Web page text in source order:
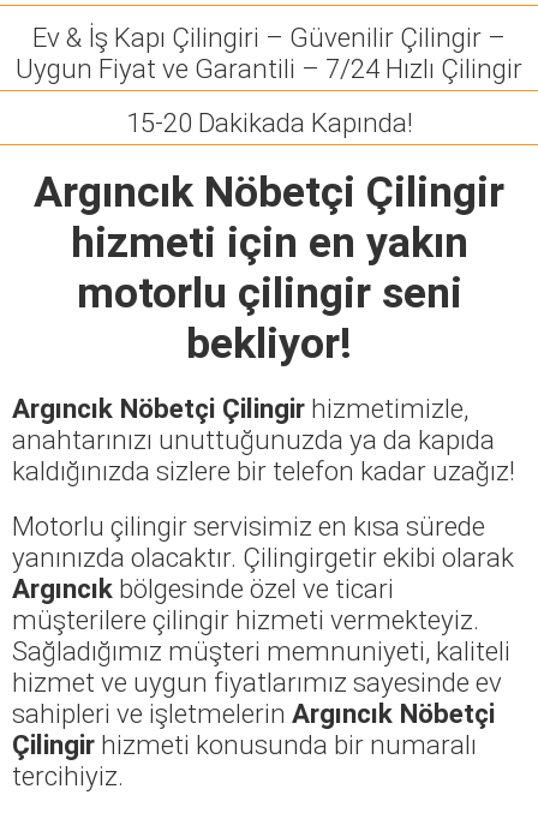
Ev & İş Kapı Çilingiri – Güvenilir Çilingir –
Uygun Fiyat ve Garantili – 7/24 Hızlı Çilingir
15-20 Dakikada Kapında!
Argıncık Nöbetçi Çilingir
hizmeti için en yakın
motorlu çilingir seni
bekliyor!
Argıncık Nöbetçi Çilingir hizmetimizle,
anahtarınızı unuttuğunuzda ya da kapıda
kaldığınızda sizlere bir telefon kadar uzağız!
Motorlu çilingir servisimiz en kısa sürede
yanınızda olacaktır. Çilingirgetir ekibi olarak
Argıncık bölgesinde özel ve ticari
müşterilere çilingir hizmeti vermekteyiz.
Sağladığımız müşteri memnuniyeti, kaliteli
hizmet ve uygun fiyatlarımız sayesinde ev
sahipleri ve işletmelerin Argıncık Nöbetçi
Çilingir hizmeti konusunda bir numaralı
tercihiyiz.